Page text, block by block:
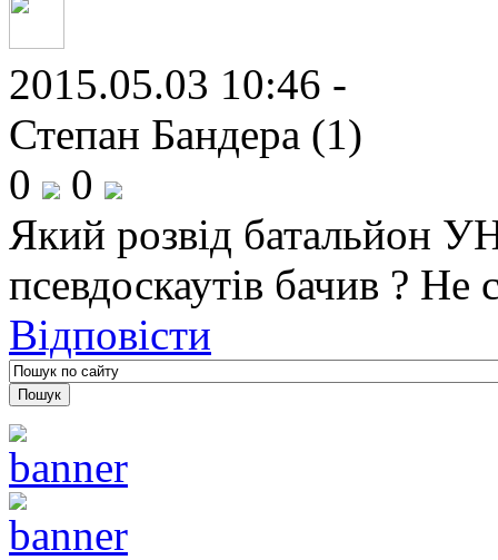
2015.05.03 10:46 -
Степан Бандера (1)
0
0
Який розвід батальйон
псевдоскаутів бачив ?
Відповісти